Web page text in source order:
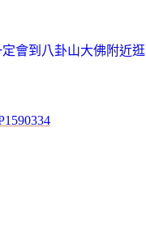
會到八卦山大佛附近逛